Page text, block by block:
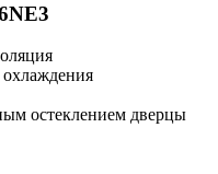
остеклением дверцы